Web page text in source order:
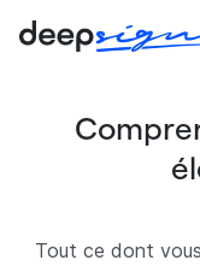
Tout ce dont